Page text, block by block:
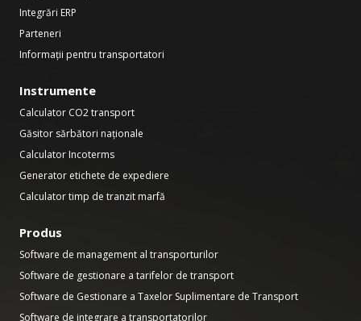
Integrări ERP
Parteneri
Informații pentru transportatori
Instrumente
Calculator CO2 transport
Găsitor sărbători naționale
Calculator Incoterms
Generator etichete de expediere
Calculator timp de tranzit marfă
Produs
Software de management al transporturilor
Software de gestionare a tarifelor de transport
Software de Gestionare a Taxelor Suplimentare de Transport
Software de integrare a transportatorilor